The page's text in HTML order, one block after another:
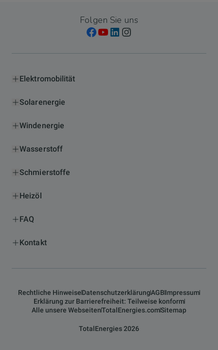
Folgen Sie uns
Elektromobilität
Solarenergie
Windenergie
Wasserstoff
Schmierstoffe
Heizöl
FAQ
Kontakt
Rechtliche HinweiseDatenschutzerklärungAGBImpressum
Erklärung zur Barrierefreiheit: Teilweise konform
Alle unsere WebseitenTotalEnergies.comSitemap
TotalEnergies 2026